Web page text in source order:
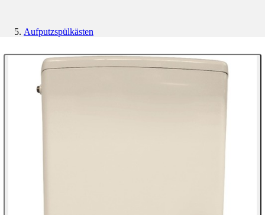
Aufputzspülkästen